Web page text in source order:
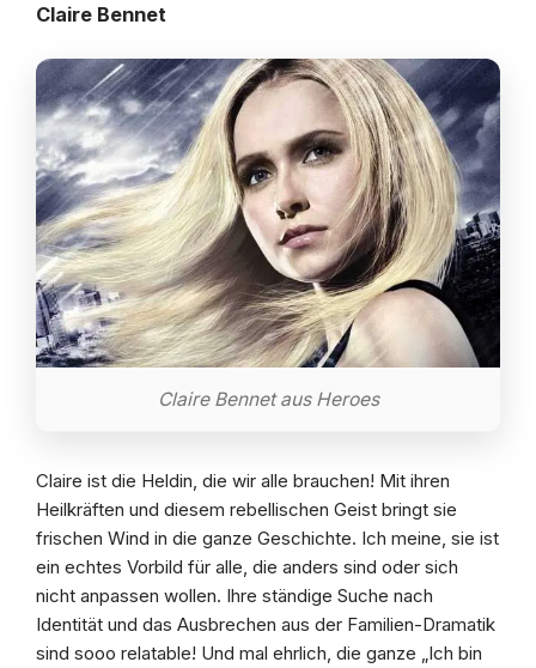
Claire Bennet
Claire Bennet aus Heroes
Claire ist die Heldin, die wir alle brauchen! Mit ihren
Heilkräften und diesem rebellischen Geist bringt sie
frischen Wind in die ganze Geschichte. Ich meine, sie ist
ein echtes Vorbild für alle, die anders sind oder sich
nicht anpassen wollen. Ihre ständige Suche nach
Identität und das Ausbrechen aus der Familien-Dramatik
sind sooo relatable! Und mal ehrlich, die ganze „Ich bin